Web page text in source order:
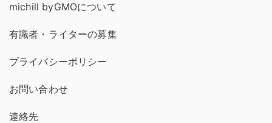
michill byGMOについて
有識者・ライターの募集
プライバシーポリシー
お問い合わせ
連絡先